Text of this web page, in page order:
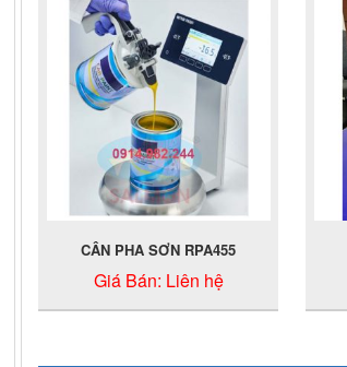
CÂN PHA SƠN RPA455
Giá Bán: Liên hệ